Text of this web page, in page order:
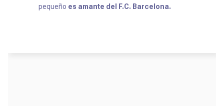
pequeño es amante del F.C. Barcelona.